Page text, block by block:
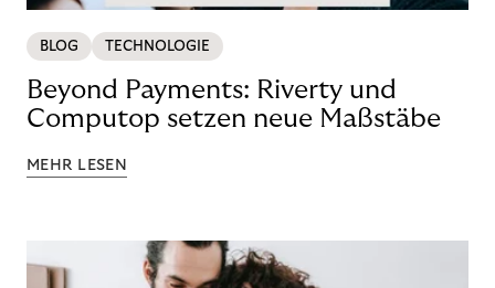
BLOG TECHNOLOGIE
Beyond Payments: Riverty und
Computop setzen neue Maßstäbe
MEHR LESEN